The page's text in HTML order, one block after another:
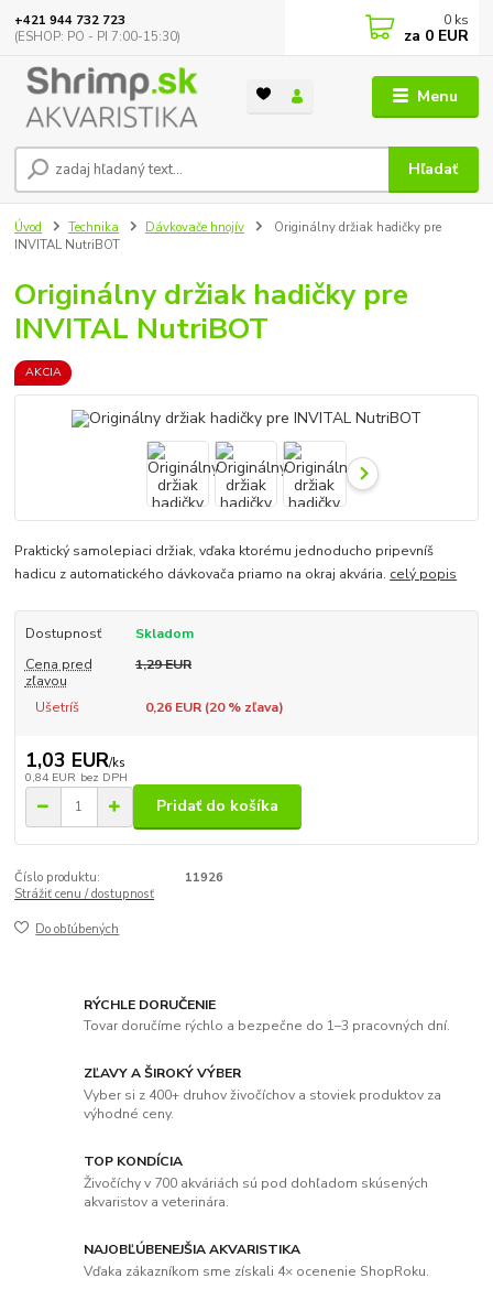
Menu
Hľadať
+421 944 732 723
(ESHOP: PO - PI 7:00-15:30)
0 ks
za 0 EUR
Úvod Technika Dávkovače hnojív
Originálny držiak hadičky pre
INVITAL NutriBOT
Originálny držiak hadičky pre
INVITAL NutriBOT
AKCIA
Praktický samolepiaci držiak, vďaka ktorému jednoducho pripevníš
hadicu z automatického dávkovača priamo na okraj akvária. celý popis
Dostupnosť
Skladom
Cena pred
zľavou
1,29 EUR
Ušetríš 0,26 EUR (20% zľava)
1,03 EUR/ks
0,84 EUR bez DPH
Pridať do košíka
Číslo produktu:
11926
Strážiť cenu / dostupnosť
Do obľúbených
RÝCHLE DORUČENIE
Tovar doručíme rýchlo a bezpečne do 1–3 pracovných dní.
ZĽAVY A ŠIROKÝ VÝBER
Vyber si z 400+ druhov živočíchov a stoviek produktov za
výhodné ceny.
TOP KONDÍCIA
Živočíchy v 700 akváriách sú pod dohľadom skúsených
akvaristov a veterinára.
NAJOBĽÚBENEJŠIA AKVARISTIKA
Vďaka zákazníkom sme získali 4× ocenenie ShopRoku.